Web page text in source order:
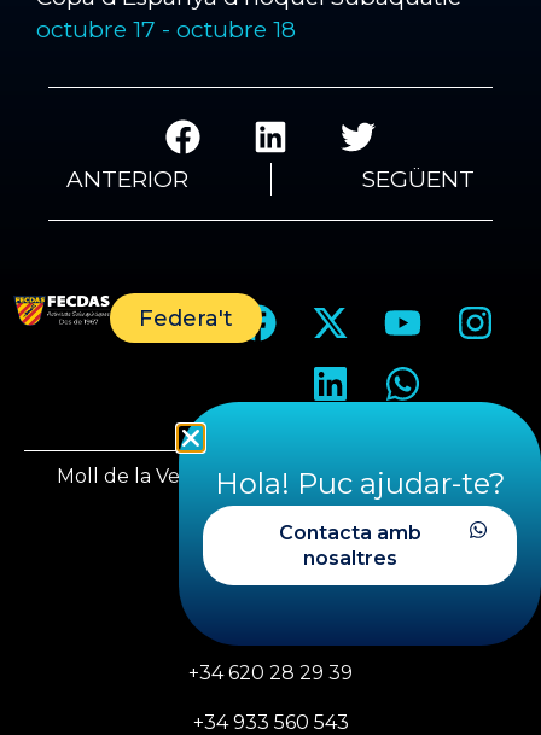
octubre 17 - octubre 18
ANTERIOR SEGÜENT
Federa't
Moll de la Vela, 1, 08930 Sant Adrià del Besòs
Barcelona
fecdas@fecdas.cat
+34 620 28 29 39
+34 933 560 543
Hola! Puc ajudar-te?
Contacta amb
nosaltres